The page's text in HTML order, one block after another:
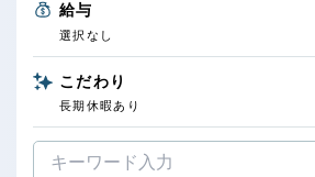
給与
選択なし
こだわり
長期休暇あり